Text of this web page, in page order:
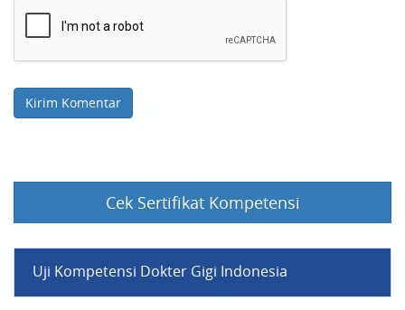
Cek Sertifikat Kompetensi
Uji Kompetensi Dokter Gigi Indonesia